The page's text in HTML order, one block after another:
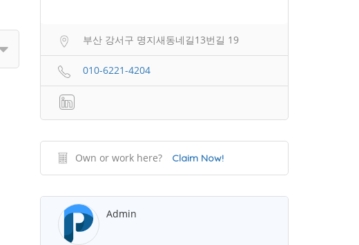
부산 강서구 명지새동네길13번길 19
010-6221-4204
Own or work here? Claim Now!
Admin